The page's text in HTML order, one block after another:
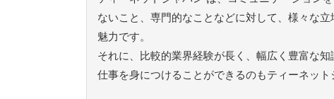
ないこと、専門的なことなどに対して、様々な
魅力です。
それに、比較的業界経験が長く、幅広く豊富な
仕事を身につけることができるのもティーネット